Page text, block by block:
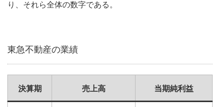
り、それら全体の数字である。
東急不動産の業績
決算期 売上高 当期純利益